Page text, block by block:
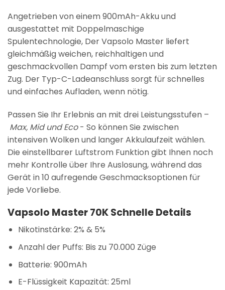
Angetrieben von einem900mAh-Akkuund
ausgestattet mit Doppelmaschige
Spulentechnologie, Der Vapsolo Master liefert
gleichmäßig weichen, reichhaltigen und
geschmackvollen Dampf vom ersten bis zum letzten
Zug. Der Typ-C-Ladeanschluss sorgt für schnelles
und einfaches Aufladen, wenn nötig.
Passen Sie Ihr Erlebnis an mit drei Leistungsstufen –
Max, Mid und Eco- So können Sie zwischen
intensiven Wolken und langer Akkulaufzeit wählen.
Die einstellbarer Luftstrom Funktion gibt Ihnen noch
mehr Kontrolle über Ihre Auslosung, während das
Gerät in10 aufregende Geschmacksoptionen für
jede Vorliebe.
Vapsolo Master 70K Schnelle Details
Nikotinstärke: 2% & 5%
Anzahl der Puffs: Bis zu 70.000 Züge
Batterie: 900mAh
E-Flüssigkeit Kapazität: 25ml